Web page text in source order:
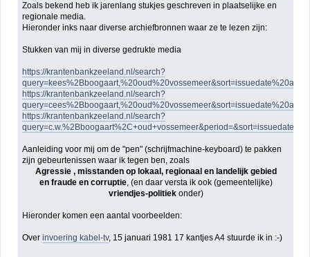
Zoals bekend heb ik jarenlang stukjes geschreven in plaatselijke en
regionale media.
Hieronder inks naar diverse archiefbronnen waar ze te lezen zijn:
Stukken van mij in diverse gedrukte media
https://krantenbankzeeland.nl/search?
https://krantenbankzeeland.nl/search?
https://krantenbankzeeland.nl/search?
Aanleiding voor mij om de "pen" (schrijfmachine-keyboard) te pakken
zijn gebeurtenissen waar ik tegen ben, zoals
Agressie , misstanden op lokaal, regionaal en landelijk gebied
en fraude en corruptie, (en daar versta ik ook (gemeentelijke)
vriendjes-politiekonder)
Hieronder komen een aantal voorbeelden:
Overinvoering kabel-tv, 15 januari 1981 17 kantjes A4 stuurde ik in :-)